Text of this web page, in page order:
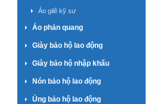
Áo gilê kỹ sư
Áo phản quang
Giày bảo hộ lao động
Giày bảo hộ nhập khẩu
Nón bảo hộ lao động
Ủng bảo hộ lao động